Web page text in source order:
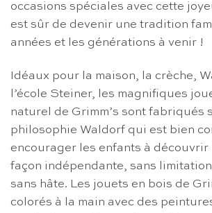
occasions spéciales avec cette
est sûr de devenir une tradition
années et les générations à venir !
Idéaux pour la maison, la crèche,
l’école Steiner, les magnifiques
naturel de Grimm’s sont fabriqués
philosophie Waldorf qui est bien
encourager les enfants à
façon indépendante, sans
sans hâte. Les jouets en bois de
colorés à la main avec des